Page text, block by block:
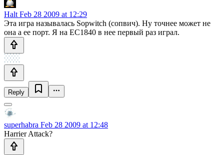
Halt Feb 28 2009 at 12:29
Эта игра называлась Sopwitch (сопвич). Ну точнее может не
она а ее порт. Я на ЕС1840 в нее первый раз играл.
Reply
superhabra Feb 28 2009 at 12:48
Harrier Attack?